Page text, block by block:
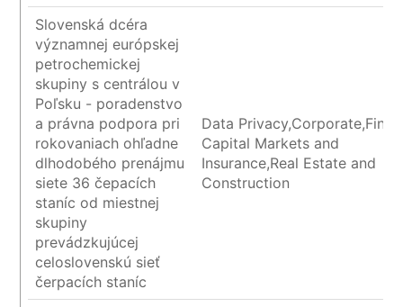
Slovenská dcéra
významnej európskej
petrochemickej
skupiny s centrálou v
Poľsku - poradenstvo
a právna podpora pri
rokovaniach ohľadne
dlhodobého prenájmu
siete 36 čepacích
staníc od miestnej
skupiny
prevádzkujúcej
celoslovenskú sieť
čerpacích staníc
Data
Capital Markets and
Insurance,Real Estate and
Construction